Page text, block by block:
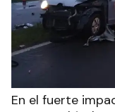
En el fuerte